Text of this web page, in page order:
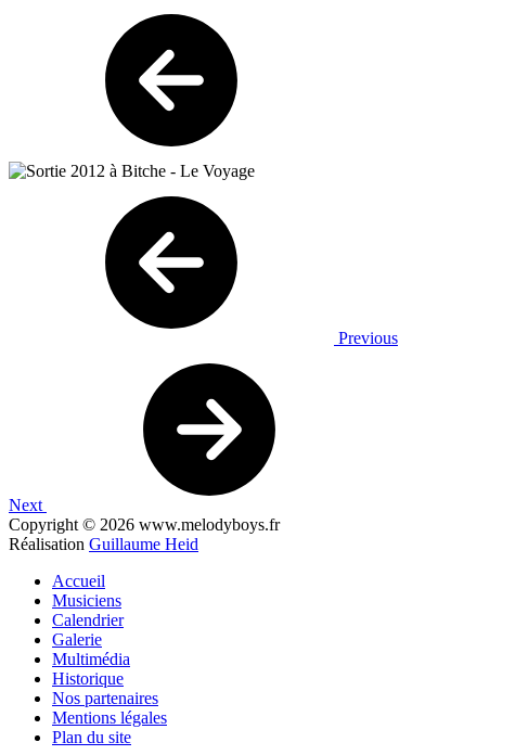
Previous
Next
Copyright © 2026 www.melodyboys.fr
Réalisation Guillaume Heid
Accueil
Musiciens
Calendrier
Galerie
Multimédia
Historique
Nos partenaires
Mentions légales
Plan du site